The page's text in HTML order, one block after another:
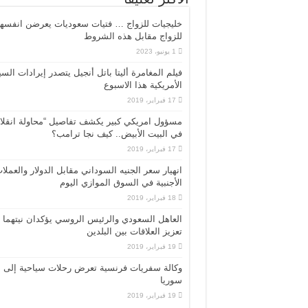
خليجيات للزواج … فتيات سعوديات يعرضن
للزواج مقابل هذه الشروط
1 يونيو، 2023
فيلم المغامرة أليتا‭ ‬باتل أنجيل يتصدر إيرادات
الأمريكية هذا الاسبوع
17 فبراير، 2019
مسؤول امريكي كبير يكشف تفاصيل “محاولة
في البيت الأبيض.. كيف نجا ترامب؟
17 فبراير، 2019
انهيار سعر الجنيه السوداني مقابل الدولار
الأجنبية في السوق الموازي اليوم
18 فبراير، 2019
العاهل السعودي والرئيس الروسي يؤكدان نيتهما
تعزيز العلاقات بين البلدين
19 فبراير، 2019
وكالة سفريات فرنسية تعرض رحلات سياحية إلى
سوريا
19 فبراير، 2019